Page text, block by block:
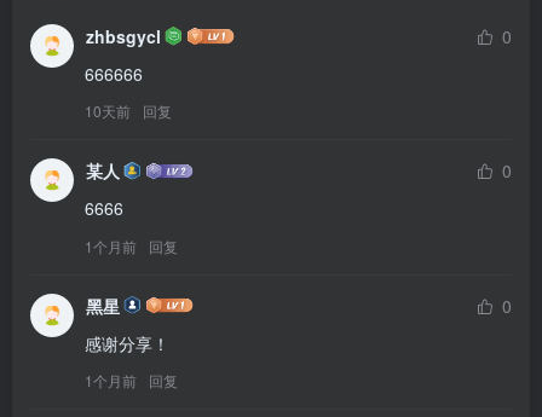
zhbsgycl
0
666666
10天前 回复
某人
0
6666
1个月前 回复
黑星
0
感谢分享！
1个月前 回复